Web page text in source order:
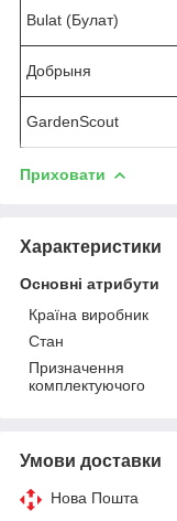
Bulat (Булат)
Добрыня
GardenScout
Приховати
Характеристики
Основні атрибути
Країна виробник
Стан
Призначення
комплектуючого
Умови доставки
Нова Пошта